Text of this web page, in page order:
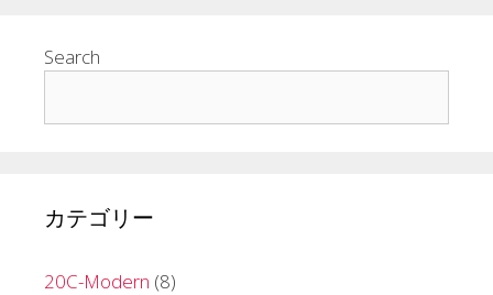
Search
カテゴリー
20C-Modern (8)